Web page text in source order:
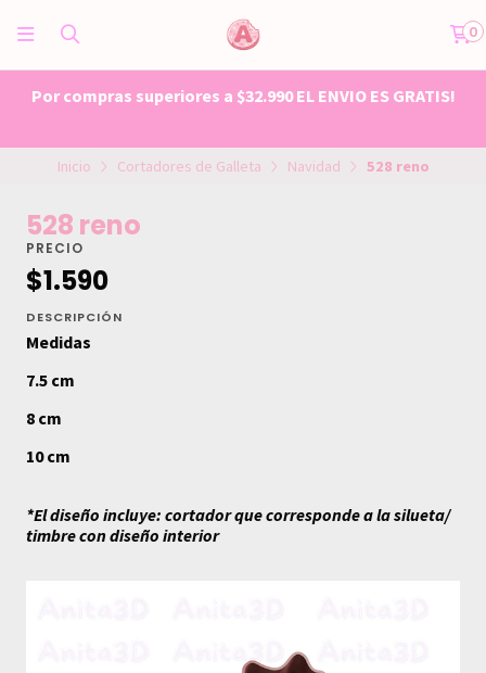
0
Por compras superiores a $32.990 EL ENVIO ES GRATIS!
Inicio Cortadores de Galleta Navidad 528 reno
528 reno
PRECIO
$1.590
DESCRIPCIÓN
Medidas
7.5 cm
8 cm
10 cm
*El diseño incluye: cortador que corresponde a la silueta/
timbre con diseño interior